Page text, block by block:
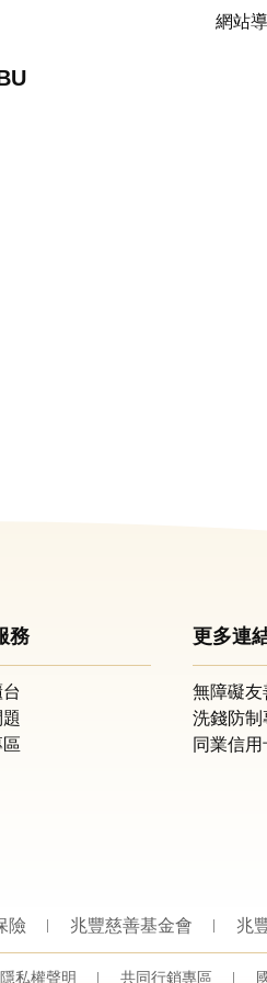
網站
務 更多連
無障礙友
洗錢防制
同業信
險 兆豐慈善基金會 兆
隱私權聲明 共同行銷專區